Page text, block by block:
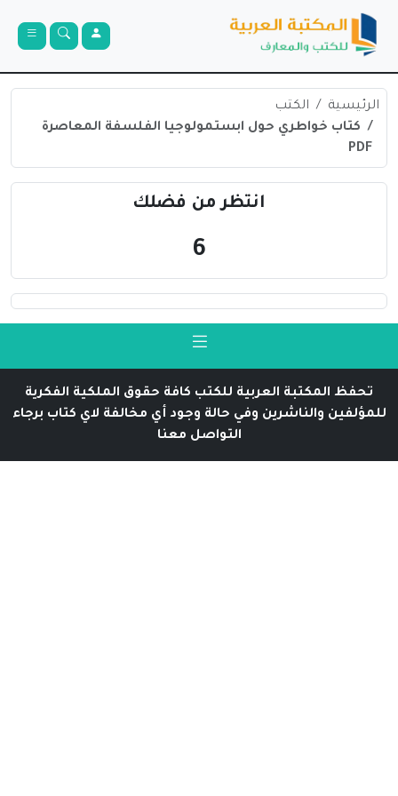
الرئيسية
الكتب
كتاب خواطري حول ابستمولوجيا الفلسفة المعاصرة
PDF
انتظر من فضلك
6
تحفظ المكتبة العربية للكتب كافة حقوق الملكية الفكرية
للمؤلفين والناشرين وفي حالة وجود أي مخالفة لاي كتاب برجاء
التواصل معنا